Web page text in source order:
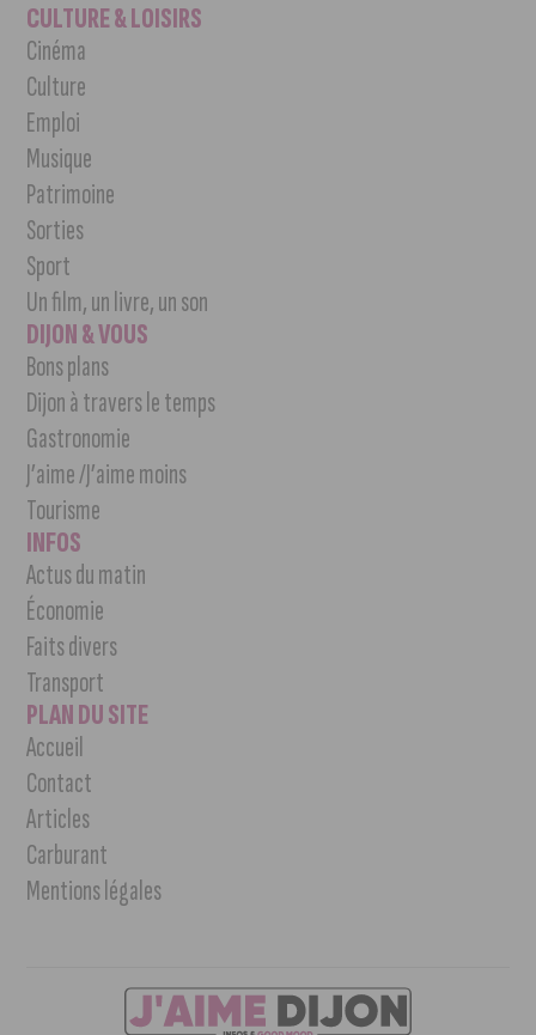
CULTURE & LOISIRS
Cinéma
Culture
Emploi
Musique
Patrimoine
Sorties
Sport
Un film, un livre, un son
DIJON & VOUS
Bons plans
Dijon à travers le temps
Gastronomie
J’aime /J’aime moins
Tourisme
INFOS
Actus du matin
Économie
Faits divers
Transport
PLAN DU SITE
Accueil
Contact
Articles
Carburant
Mentions légales